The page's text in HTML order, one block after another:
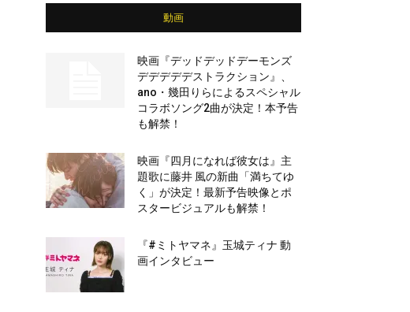
動画
映画『デッドデッドデーモンズ
デデデデデストラクション』、
ano・幾田りらによるスペシャル
コラボソング2曲が決定！本予告
も解禁！
映画『四月になれば彼女は』主
題歌に藤井 風の新曲「満ちてゆ
く」が決定！最新予告映像とポ
スタービジュアルも解禁！
『#ミトヤマネ』玉城ティナ 動
画インタビュー